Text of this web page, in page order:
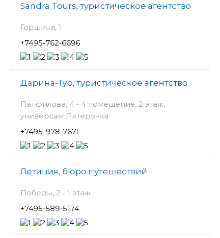
Sandra Tours, туристическое агентство
Горшина, 1
+7495-762-6696
Дарина-Тур, туристическое агентство
Панфилова, 4 - 4 помещение, 2 этаж,
универсам Пятерочка
+7495-978-7671
Летиция, бюро путешествий
Победы, 2 - 1 этаж
+7495-589-5174